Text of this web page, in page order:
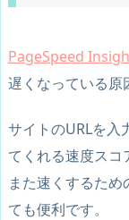
PageSpeed
遅くなっている原
サイトのURLを入
てくれる速度スコ
また速くするた
ても便利です。